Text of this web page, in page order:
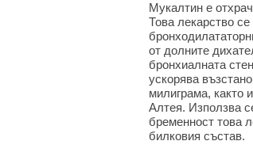
Мукалтин е
Това лекарство
от долните
бронхиалната
ускорява
милиграма, както
Алтея. Използва
бременност това
билковия състав.